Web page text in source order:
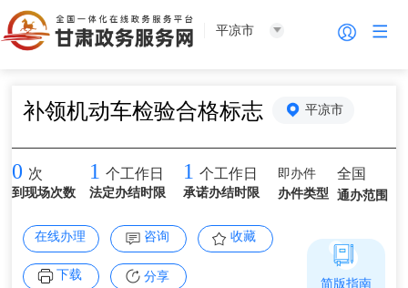
平凉市
补领机动车检验合格标志 平凉市
0 次
到现场次数
1 个工作日
法定办结时限
1 个工作日
承诺办结时限
即办件
办件类型
全国
通办范围
在线办理 咨询 收藏
下载 分享 简版指南